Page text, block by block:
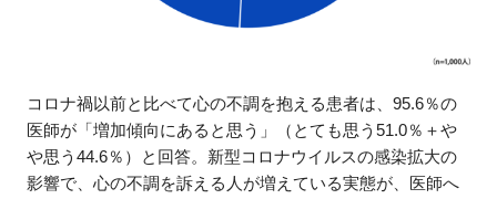
コロナ禍以前と比べて心の不調を抱える患者は、95.6％の
医師が「増加傾向にあると思う」（とても思う51.0％＋や
や思う44.6％）と回答。新型コロナウイルスの感染拡大の
影響で、心の不調を訴える人が増えている実態が、医師へ